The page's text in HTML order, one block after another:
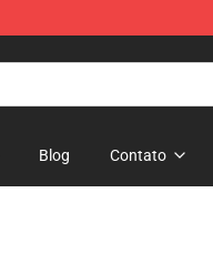
Blog Contato